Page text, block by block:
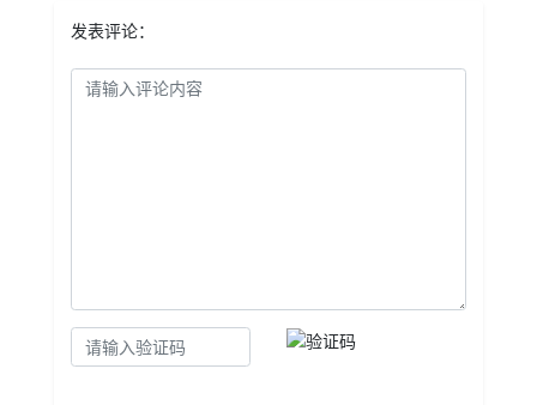
发表评论：